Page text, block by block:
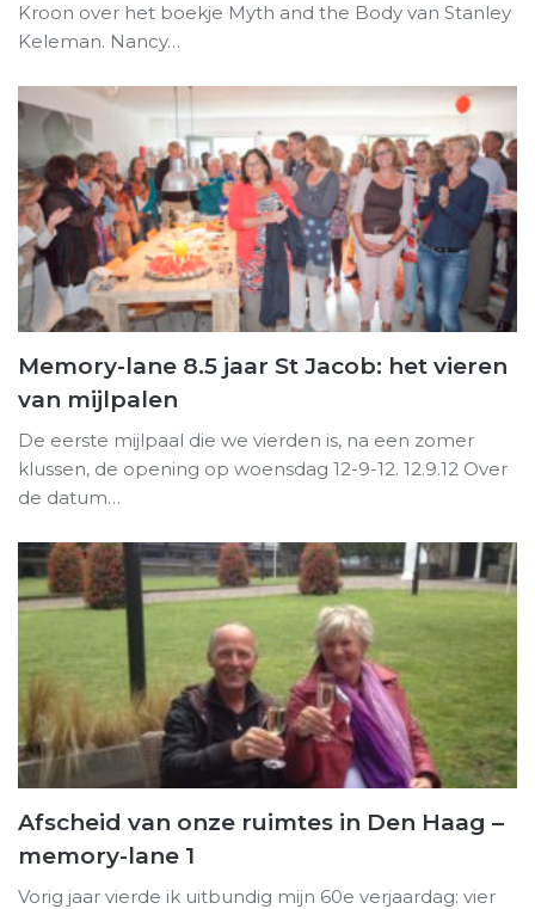
Kroon over het boekje Myth and the Body van Stanley
Keleman. Nancy…
Memory-lane 8.5 jaar St Jacob: het vieren
van mijlpalen
De eerste mijlpaal die we vierden is, na een zomer
klussen, de opening op woensdag 12-9-12. 12.9.12 Over
de datum…
Afscheid van onze ruimtes in Den Haag –
memory-lane 1
Vorig jaar vierde ik uitbundig mijn 60e verjaardag: vier